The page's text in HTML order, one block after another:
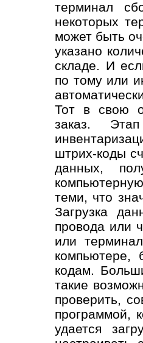
терминал
некоторых
может быть
указано
складе. И
по тому или
Тот в свою
заказ.
штрих-коды
данных,
теми, что
Загрузка
провода или
или
компьютере,
кодам.
такие
проверить,
программой,
удается